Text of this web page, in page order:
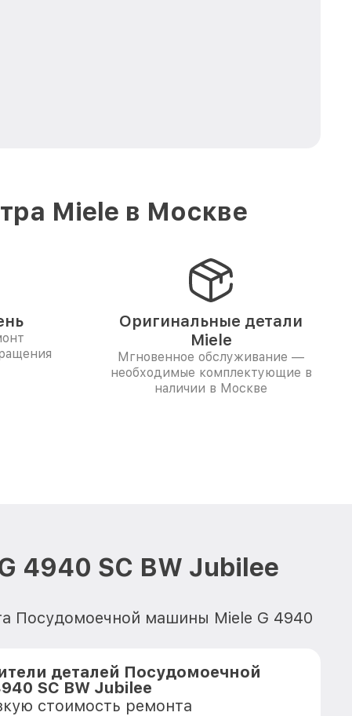
Miele в Москве
Оригинальные детали
Miele
Мгновенное обслуживание —
необходимые комплектующие в
наличии в Москве
4940 SC BW Jubilee
Посудомоечной машины Miele G 4940
деталей Посудомоечной
SC BW Jubilee
стоимость ремонта